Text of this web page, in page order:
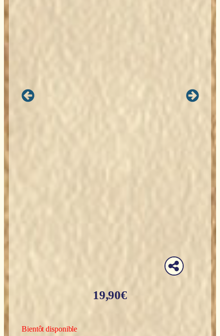
19,90€
Bientôt disponible